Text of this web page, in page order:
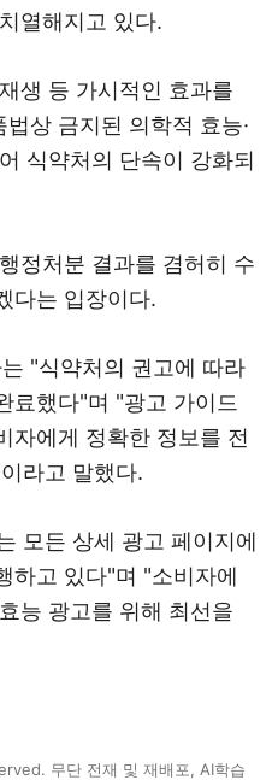
열해지고 있다.
생 등 가시적인 효과를
상 금지된 의학적 효능·
식약처의 단속이 강화되
정처분 결과를 겸허히 수
다는 입장이다.
"식약처의 권고에 따라
료했다"며 "광고 가이드
자에게 정확한 정보를 전
라고 말했다.
모든 상세 광고 페이지에
하고 있다"며 "소비자에
능 광고를 위해 최선을
무단 전재 및 재배포, AI학습